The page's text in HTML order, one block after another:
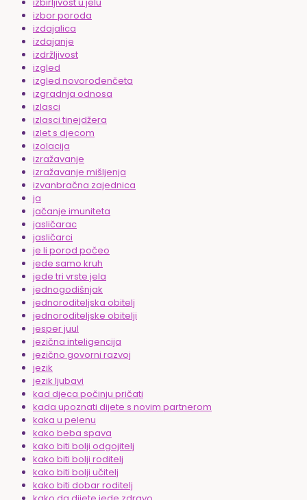
izbor poroda
izdajalica
izdajanje
izdržljivost
izgled
izgled novorođenčeta
izgradnja odnosa
izlasci
izlasci tinejdžera
izlet s djecom
izolacija
izražavanje
izražavanje mišljenja
izvanbračna zajednica
ja
jačanje imuniteta
jasličarac
jasličarci
je li porod počeo
jede samo kruh
jede tri vrste jela
jednogodišnjak
jednoroditeljska obitelj
jednoroditeljske obitelji
jesper juul
jezična inteligencija
jezično govorni razvoj
jezik
jezik ljubavi
kad djeca počinju pričati
kada upoznati dijete s novim partnerom
kaka u pelenu
kako beba spava
kako biti bolji odgojitelj
kako biti bolji roditelj
kako biti bolji učitelj
kako biti dobar roditelj